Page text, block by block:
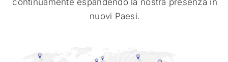
nuovi Paesi.